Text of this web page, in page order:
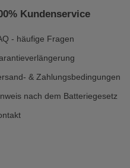
Kundenservice
- häufige Fragen
& Zahlungsbedingungen
nach dem Batteriegesetz